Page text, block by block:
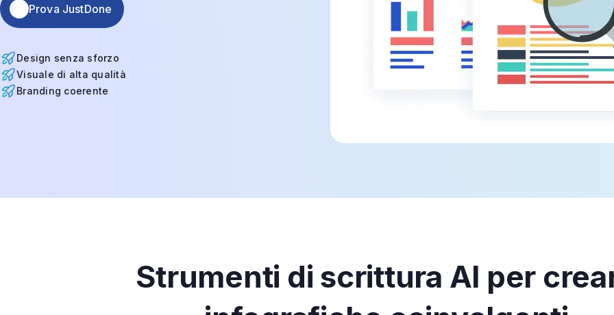
Prova JustDone
Design senza sforzo
Visuale di alta qualità
Branding coerente
Strumenti di scrittura AI per